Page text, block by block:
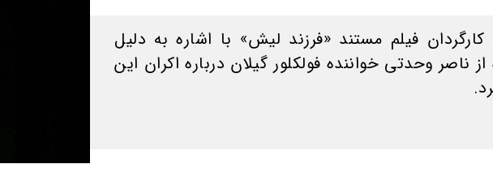
فیلم مستند «فرزند لیش» با اشاره به دلیل
ناصر وحدتی خواننده فولکلور گیلان درباره اکران این